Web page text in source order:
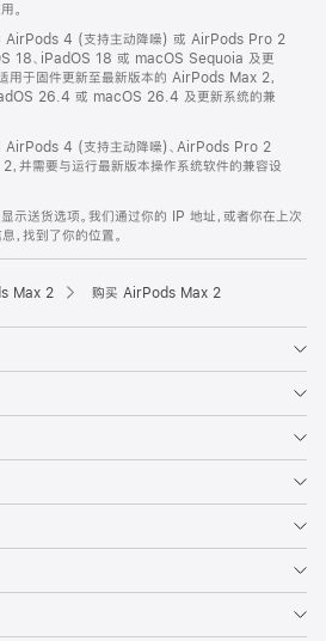
。
AirPods 4 (支持主动降噪) 或 AirPods Pro 2
18、iPadOS 18 或 macOS Sequoia 及更
用于固件更新至最新版本的 AirPods Max 2，
26.4 或 macOS 26.4 及更新系统的兼
AirPods 4 (支持主动降噪)、AirPods Pro 2
并需要与运行最新版本操作系统软件的兼容设
示送货选项。我们通过你的 IP 地址，或者你在上次
找到了你的位置。
Max 2 购买 AirPods Max 2